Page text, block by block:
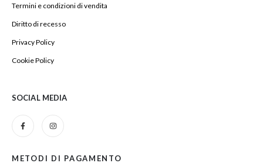
Termini e condizioni di vendita
Diritto di recesso
Privacy Policy
Cookie Policy
SOCIAL MEDIA
METODI DI PAGAMENTO